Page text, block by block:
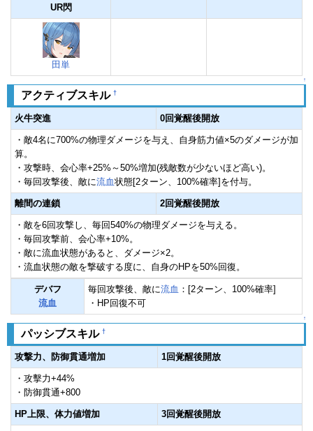
UR閃
田単
↑
アクティブスキル †
火牛突進 0回覚醒後開放
・敵4名に700%の物理ダメージを与え、自身筋力値×5のダメージが加
算。
・攻撃時、会心率+25%～50%増加(残敵数が少ないほど高い)。
・毎回攻撃後、敵に流血状態[2ターン、100%確率]を付与。
離間の連鎖 2回覚醒後開放
・敵を6回攻撃し、毎回540%の物理ダメージを与える。
・毎回攻撃前、会心率+10%。
・敵に流血状態があると、ダメージ×2。
・流血状態の敵を撃破する度に、自身のHPを50%回復。
デバフ
流血
毎回攻撃後、敵に流血 ：[2ターン、100%確率]
・HP回復不可
↑
パッシブスキル †
攻撃力、防御貫通増加 1回覚醒後開放
・攻擊力+44%
・防御貫通+800
HP上限、体力値増加 3回覚醒後開放